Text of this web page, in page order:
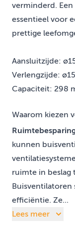
verminderd.
essentieel voor
prettige
Aansluitzijde:
Verlengzijde:
Capaciteit: 298
Waarom kiezen
kunnen
ruimte in beslag
Buisventilatoren
efficiëntie. Ze...
Lees meer